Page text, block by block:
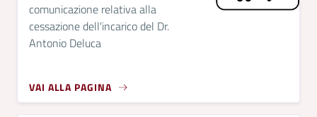
comunicazione relativa alla
cessazione dell'incarico del Dr.
Antonio Deluca
VAI ALLA PAGINA